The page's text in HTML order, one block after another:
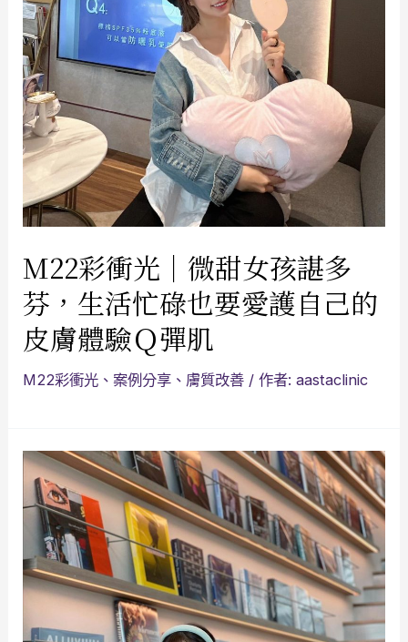
M22彩衝光｜微甜女孩諶多
芬，生活忙碌也要愛護自己的
皮膚體驗Ｑ彈肌
M22彩衝光 、案例分享 、 膚質改善 / 作者:aastaclinic